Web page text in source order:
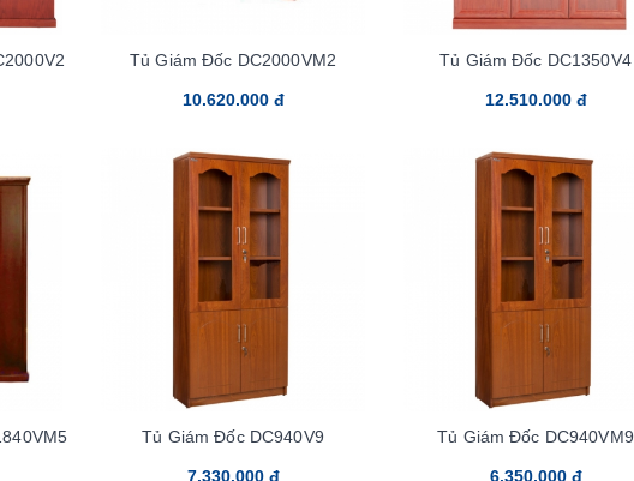
Tủ Giám Đốc DC2000VM2
10.620.000 đ
Tủ Giám Đốc DC1350V4
12.510.000 đ
Tủ Giám Đốc DC940V9
7.330.000 đ
Tủ Giám Đốc DC940VM9
6.350.000 đ